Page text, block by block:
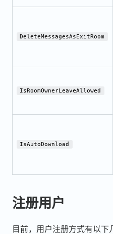
DeleteMessagesAsExitRoom
IsRoomOwnerLeaveAllowed
IsAutoDownload
注册用户
目前，用户注册方式有以下